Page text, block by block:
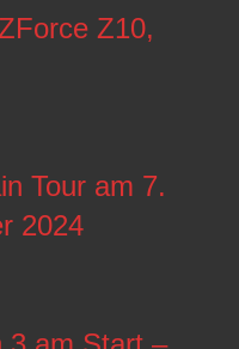
Z10,
Tour am 7.
2024